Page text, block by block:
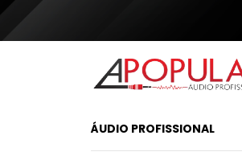
ÁUDIO PROFISSIONAL